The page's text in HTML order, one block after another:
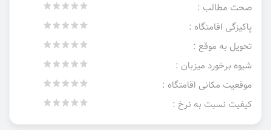
صحت مطالب :
پاکیزگی اقامتگاه :
تحویل به موقع :
شیوه برخورد میزبان :
موقعیت مکانی اقامتگاه :
کیفیت نسبت به نرخ :